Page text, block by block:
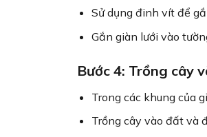
Sử dụng đinh vít để
Gắn giàn lưới vào
Bước 4: Trồng cây
Trong các khung của
Trồng cây vào đất và